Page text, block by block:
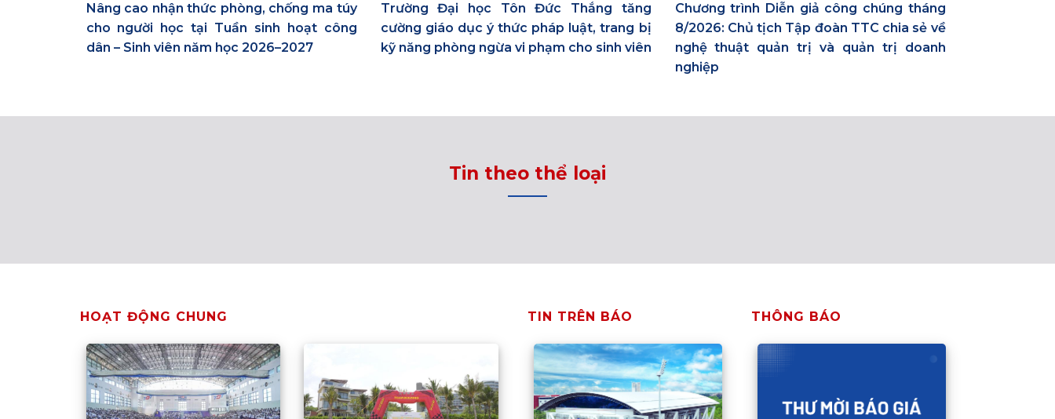
Nâng cao nhận thức phòng, chống ma túy
cho người học tại Tuần sinh hoạt công
dân – Sinh viên năm học 2026–2027
Trường Đại học Tôn Đức Thắng tăng
cường giáo dục ý thức pháp luật, trang bị
kỹ năng phòng ngừa vi phạm cho sinh viên
Chương trình Diễn giả công chúng tháng
8/2026: Chủ tịch Tập đoàn TTC chia sẻ về
nghệ thuật quản trị và quản trị doanh
nghiệp
Tin theo thể loại
HOẠT ĐỘNG CHUNG TIN TRÊN BÁO THÔNG BÁO